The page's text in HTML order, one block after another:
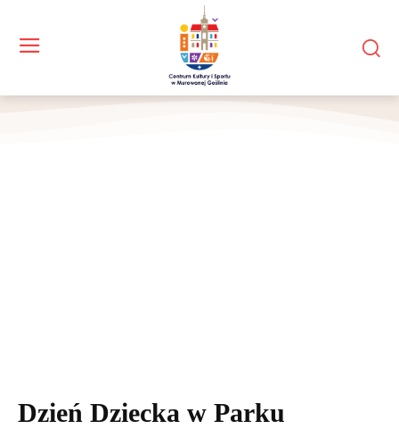
Dzień Dziecka w Parku